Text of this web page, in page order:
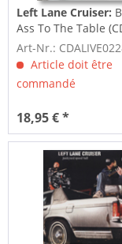
Left Lane Cruiser:
Ass To The Table
Art-Nr.:
Article doit être
commandé
18,95 € *